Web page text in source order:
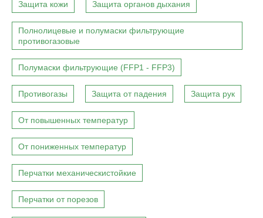
Защита кожи Защита органов дыхания
Полнолицевые и полумаски фильтрующие
противогазовые
Полумаски фильтрующие (FFP1 - FFP3)
Противогазы Защита от падения Защита рук
От повышенных температур
От пониженных температур
Перчатки механическистойкие
Перчатки от порезов